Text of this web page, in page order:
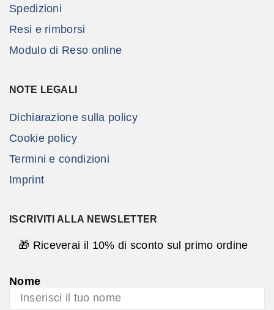
Spedizioni
Resi e rimborsi
Modulo di Reso online
NOTE LEGALI
Dichiarazione sulla policy
Cookie policy
Termini e condizioni
Imprint
ISCRIVITI ALLA NEWSLETTER
🎁 Riceverai il 10% di sconto sul primo ordine
Nome